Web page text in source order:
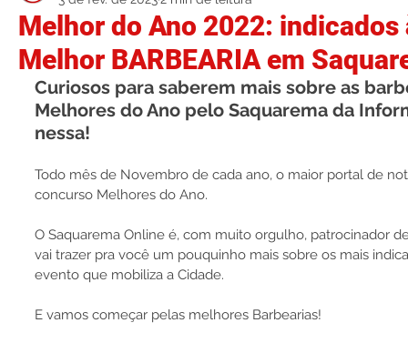
Melhor do Ano 2022: indicados
Melhor BARBEARIA em
Curiosos para saberem mais sobre as
Melhores do Ano pelo Saquarema da
nessa!
Todo mês de Novembro de cada ano, o maior portal de
concurso Melhores do Ano.
O Saquarema Online é, com muito orgulho, patrocinador
vai trazer pra você um pouquinho mais sobre os mais
evento que mobiliza a Cidade.
E vamos começar pelas melhores Barbearias!